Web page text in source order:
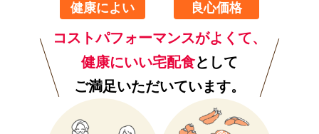
健康によい 良心価格
コストパフォーマンスがよくて、
健康にいい宅配食として
ご満足いただいています。